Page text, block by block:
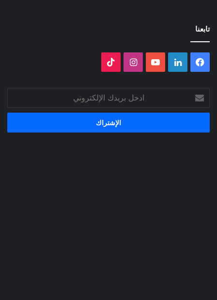
تابعنا
فيسبوك لينكدإن ‫YouTubeانستقرام
ادخل
بريدك
الإلكتروني